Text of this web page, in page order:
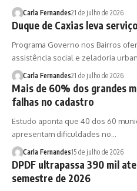
Carla Fernandes21 de julho de 2026
Duque de Caxias leva
Programa Governo nos Bairros
assistência social e zeladoria
Carla Fernandes21 de julho de 2026
Mais de 60% dos grandes
falhas no cadastro
Estudo aponta que 40 dos 60
apresentam dificuldades no…
Carla Fernandes15 de julho de 2026
DPDF ultrapassa 390 mil
semestre de 2026